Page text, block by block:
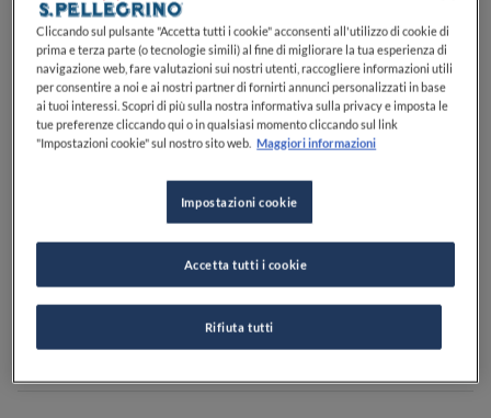
0 0 0 0 0
Via Padre Michele Abete, 680048Sant'Anastasia
Venerdì, 13:00-15:00, 20:00-23:00
VEDI ORARI
PREZZO
Cliccando sul pulsante "Accetta tutti i cookie" acconsenti all'utilizzo di cookie di
prima e terza parte (o tecnologie simili) al fine di migliorare la tua esperienza di
navigazione web, fare valutazioni sui nostri utenti, raccogliere informazioni utili
per consentire a noi e ai nostri partner di fornirti annunci personalizzati in base
ai tuoi interessi. Scopri di più sulla nostra informativa sulla privacy e imposta le
tue preferenze cliccando qui o in qualsiasi momento cliccando sul link
"Impostazioni cookie" sul nostro sito web. Maggiori informazioni
Impostazioni cookie
Rifiuta tutti
Accetta tutti i cookie